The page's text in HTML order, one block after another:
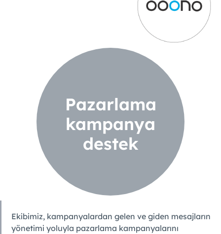
Pazarlama
kampanya
destek
Ekibimiz, kampanyalardan gelen ve giden mesajların
yönetimi yoluyla pazarlama kampanyalarını